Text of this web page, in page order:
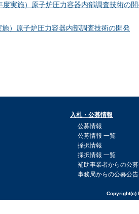
度実施）原子炉圧力容器内部調査技術の
施）原子炉圧力容器内部調査技術の開発
入札・公募情報
公募情報
公募情報 一覧
採択情報
採択情報 一覧
補助事業者からの公
事務局からの公募公告
Copyright(c)